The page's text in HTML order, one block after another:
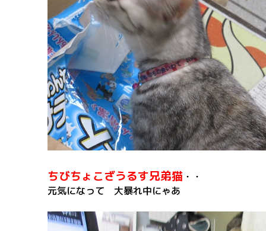
ちびちょこざうるす兄弟猫 ・・
元気になって 大暴れ中にゃあ